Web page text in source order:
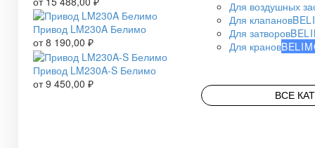
Привод LM230A Белимо
от8 190,00 ₽
Привод LM230A-S Белимо
от9 450,00 ₽
Для воздушных
Для клапанов
Для затворов
Для кранов
ВСЕ